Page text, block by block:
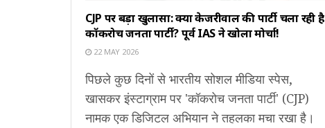
CJP पर बड़ा खुलासा: क्या केजरीवाल की पार्टी चला रही है
कॉकरोच जनता पार्टी? पूर्व IAS ने खोला मोर्चा!
22 MAY 2026
पिछले कुछ दिनों से भारतीय सोशल मीडिया स्पेस,
खासकर इंस्टाग्राम पर 'कॉकरोच जनता पार्टी' (CJP)
नामक एक डिजिटल अभियान ने तहलका मचा रखा है।